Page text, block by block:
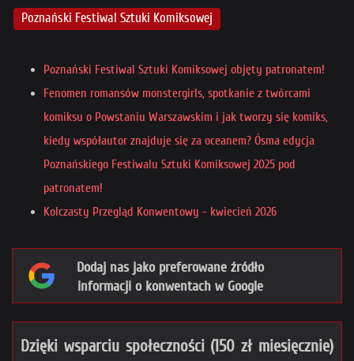
Poznański Festiwal Sztuki Komiksowej
Poznański Festiwal Sztuki Komiksowej objęty patronatem!
Fenomen romansów monstergirls, spotkanie z twórcami
komiksu o Powstaniu Warszawskim i jak tworzy się komiks,
kiedy współautor znajduje się za oceanem? Ósma edycja
Poznańskiego Festiwalu Sztuki Komiksowej 2025 pod
patronatem!
Kolczasty Przegląd Konwentowy - kwiecień 2026
Dodaj nas jako preferowane źródło
informacji o konwentach w Google
Dzięki wsparciu społeczności (150 zł miesięcznie)